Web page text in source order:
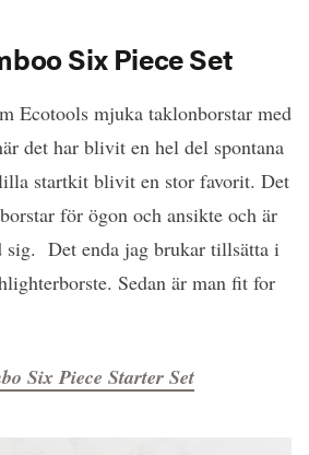
Six Piece Set
Ecotools mjuka taklonborstar med
det har blivit en hel del spontana
startkit blivit en stor favorit. Det
för ögon och ansikte och är
sig. Det enda jag brukar tillsätta i
Sedan är man fit for
Six Piece Starter Set